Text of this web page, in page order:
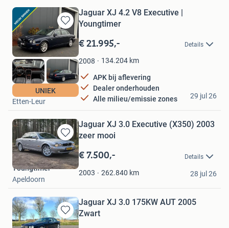
Bewaren
in
Mijn
Favorieten
UNIEK
Jaguar XJ 4.2 V8 Executive |
Youngtimer
€ 21.995,- Details
2008 134.204 km
APK bij aflevering
Dealer onderhouden
Alle milieu/emissie zones
Drive4ever
Etten-Leur
29 jul 26
Bewaren
in
Mijn
Favorieten
Jaguar XJ 3.0 Executive (X350) 2003
zeer mooi
€ 7.500,- Details
2003 262.840 km
Youngtimer
Apeldoorn
28 jul 26
Bewaren
Jaguar XJ 3.0 175KW AUT 2005
Zwart